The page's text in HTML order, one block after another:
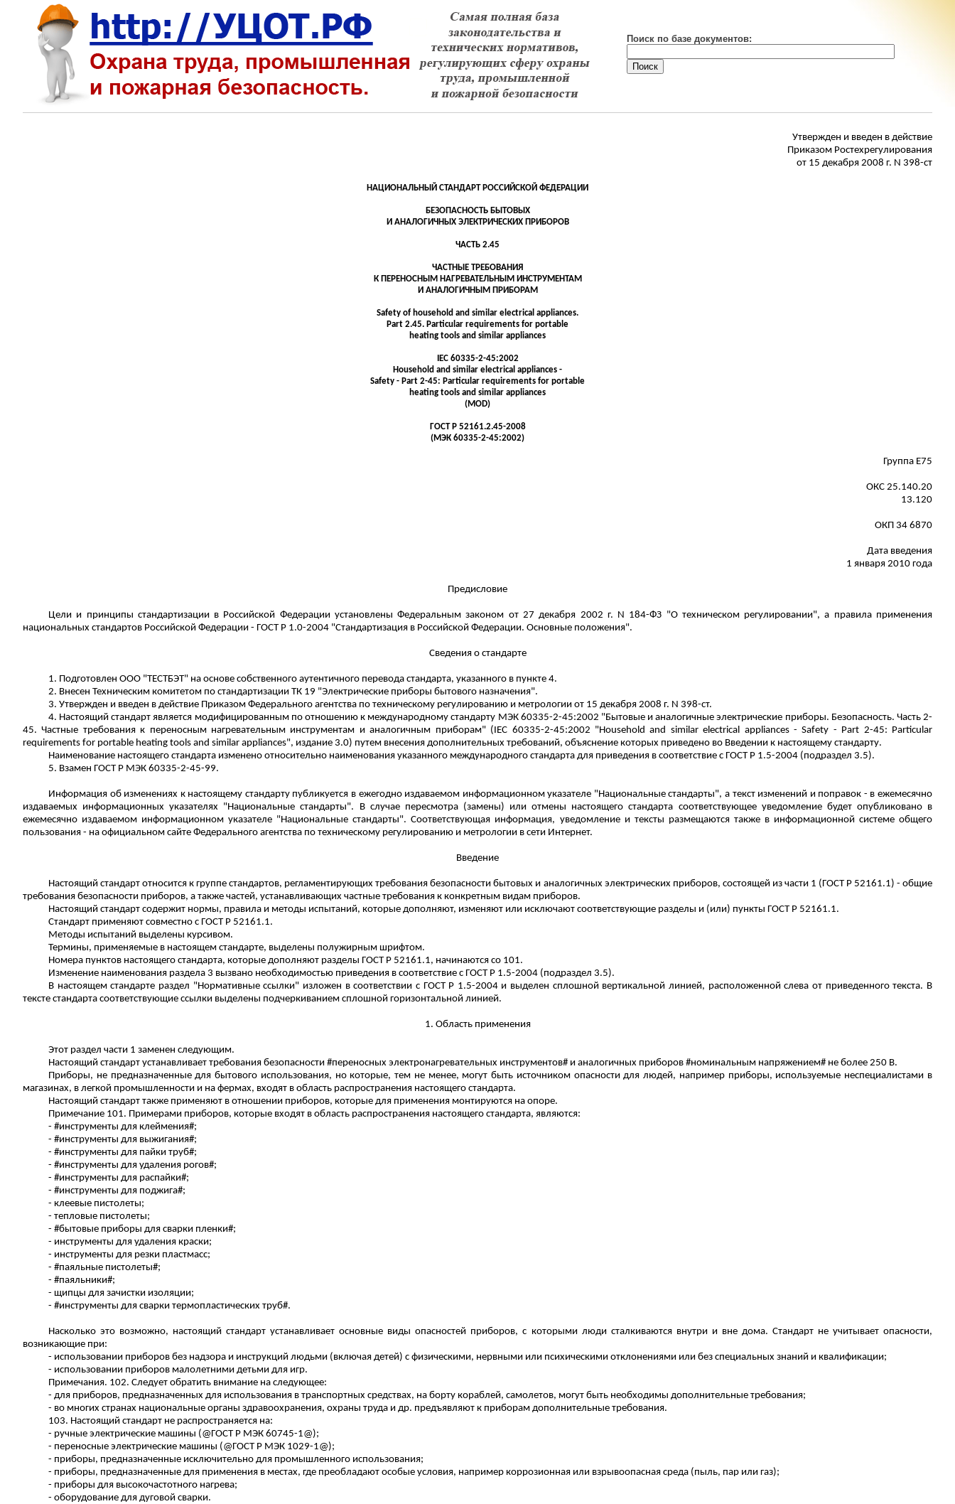
Поиск по базе документов:
Утвержден и введен в действие
Приказом Ростехрегулирования
от 15 декабря 2008 г. N 398-ст
НАЦИОНАЛЬНЫЙ СТАНДАРТ РОССИЙСКОЙ ФЕДЕРАЦИИ
БЕЗОПАСНОСТЬ БЫТОВЫХ
И АНАЛОГИЧНЫХ ЭЛЕКТРИЧЕСКИХ ПРИБОРОВ
ЧАСТЬ 2.45
ЧАСТНЫЕ ТРЕБОВАНИЯ
К ПЕРЕНОСНЫМ НАГРЕВАТЕЛЬНЫМ ИНСТРУМЕНТАМ
И АНАЛОГИЧНЫМ ПРИБОРАМ
Safety of household and similar electrical appliances.
Part 2.45. Particular requirements for portable
heating tools and similar appliances
IEC 60335-2-45:2002
Household and similar electrical appliances -
Safety - Part 2-45: Particular requirements for portable
heating tools and similar appliances
(MOD)
ГОСТ Р52161.2.45-2008
(МЭК 60335-2-45:2002)
Группа Е75
ОКС 25.140.20
13.120
ОКП 34 6870
Дата введения
1 января 2010 года
Предисловие
Цели и принципы стандартизации в Российской Федерации установлены Федеральным законом от 27 декабря 2002 г. N 184-ФЗ "О техническом регулировании", а правила применения
национальных стандартов Российской Федерации - ГОСТ Р 1.0-2004 "Стандартизация в Российской Федерации. Основные положения".
Сведения о стандарте
1. Подготовлен ООО "ТЕСТБЭТ" на основе собственного аутентичного перевода стандарта, указанного в пункте 4.
2. Внесен Техническим комитетом по стандартизации ТК 19 "Электрические приборы бытового назначения".
3. Утвержден и введен в действие Приказом Федерального агентства по техническому регулированию и метрологии от 15 декабря 2008 г. N 398-ст.
4. Настоящий стандарт является модифицированным по отношению к международному стандарту МЭК 60335-2-45:2002 "Бытовые и аналогичные электрические приборы. Безопасность. Часть 2-
45.Частные требования к переносным нагревательным инструментам и аналогичным приборам" (IEC 60335-2-45:2002 "Household and similar electrical appliances-Safety - Part 2-45: Particular
requirements for portable heating tools and similar appliances", издание 3.0) путем внесения дополнительных требований, объяснение которых приведено во Введении к настоящему стандарту.
Наименование настоящего стандарта изменено относительно наименования указанного международного стандарта для приведения в соответствие с ГОСТ Р 1.5-2004 (подраздел 3.5).
5. Взамен ГОСТ Р МЭК 60335-2-45-99.
Информация об изменениях к настоящему стандарту публикуется в ежегодно издаваемом информационном указателе "Национальные стандарты", а текст изменений и поправок - в ежемесячно
издаваемых информационных указателях "Национальные стандарты". В случае пересмотра (замены) или отмены настоящего стандарта соответствующее уведомление будет опубликовано в
ежемесячно издаваемом информационном указателе "Национальные стандарты". Соответствующая информация, уведомление и тексты размещаются также в информационной системе общего
пользования - на официальном сайте Федерального агентства по техническому регулированию и метрологии в сети Интернет.
Введение
Настоящий стандарт относится к группе стандартов, регламентирующих требования безопасности бытовых и аналогичных электрических приборов, состоящей из части 1 (ГОСТ Р52161.1) - общие
требования безопасности приборов, а также частей, устанавливающих частные требования к конкретным видам приборов.
Настоящий стандарт содержит нормы, правила и методы испытаний, которые дополняют, изменяют или исключают соответствующие разделы и (или) пункты ГОСТ Р 52161.1.
Стандарт применяют совместно с ГОСТ Р 52161.1.
Методы испытаний выделены курсивом.
Термины, применяемые в настоящем стандарте, выделены полужирным шрифтом.
Номера пунктов настоящего стандарта, которые дополняют разделы ГОСТ Р 52161.1, начинаются со 101.
Изменение наименования раздела 3 вызвано необходимостью приведения в соответствие с ГОСТ Р 1.5-2004 (подраздел 3.5).
В настоящем стандарте раздел "Нормативные ссылки" изложен в соответствии с ГОСТ Р 1.5-2004 и выделен сплошной вертикальной линией, расположенной слева от приведенного текста. В
тексте стандарта соответствующие ссылки выделены подчеркиванием сплошной горизонтальной линией.
1. Область применения
Этот раздел части 1 заменен следующим.
Настоящий стандарт устанавливает требования безопасности #переносных электронагревательных инструментов# и аналогичных приборов #номинальным напряжением# не более 250 В.
Приборы, не предназначенные для бытового использования, но которые, тем не менее, могут быть источником опасности для людей, например приборы, используемые неспециалистами в
магазинах, в легкой промышленности и на фермах, входят в область распространения настоящего стандарта.
Настоящий стандарт также применяют в отношении приборов, которые для применения монтируются на опоре.
Примечание 101. Примерами приборов, которые входят в область распространения настоящего стандарта, являются:
- #инструменты для клеймения#;
- #инструменты для выжигания#;
- #инструменты для пайки труб#;
- #инструменты для удаления рогов#;
- #инструменты для распайки#;
- #инструменты для поджига#;
- клеевые пистолеты;
- тепловые пистолеты;
- #бытовые приборы для сварки пленки#;
- инструменты для удаления краски;
- инструменты для резки пластмасс;
- #паяльные пистолеты#;
- #паяльники#;
- щипцы для зачистки изоляции;
- #инструменты для сварки термопластических труб#.
Насколько это возможно, настоящий стандарт устанавливает основные виды опасностей приборов, с которыми люди сталкиваются внутри и вне дома. Стандарт не учитывает опасности,
возникающие при:
- использовании приборов без надзора и инструкций людьми (включая детей) с физическими, нервными или психическими отклонениями или без специальных знаний и квалификации;
- использовании приборов малолетними детьми для игр.
Примечания. 102. Следует обратить внимание на следующее:
- для приборов, предназначенных для использования в транспортных средствах, на борту кораблей, самолетов, могут быть необходимы дополнительные требования;
- во многих странах национальные органы здравоохранения, охраны труда и др. предъявляют к приборам дополнительные требования.
103. Настоящий стандарт не распространяется на:
- ручные электрические машины (@ГОСТ Р МЭК 60745-1@);
- переносные электрические машины (@ГОСТ Р МЭК 1029-1@);
- приборы, предназначенные исключительно для промышленного использования;
- приборы, предназначенные для применения в местах, где преобладают особые условия, например коррозионная или взрывоопасная среда (пыль, пар или газ);
- приборы для высокочастотного нагрева;
- оборудование для дуговой сварки.